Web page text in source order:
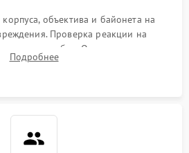
объектива и байонета на
Проверка реакции на
кодов ошибок. Оценка состояния
работы автофокуса и вспышки.
Подробнее